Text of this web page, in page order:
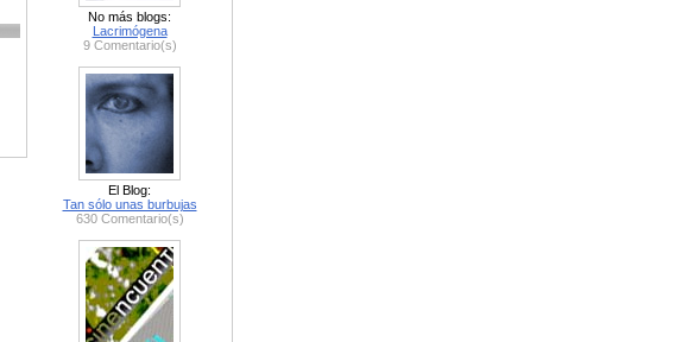
No más blogs:
Lacrimógena
9 Comentario(s)
El Blog:
Tan sólo unas burbujas
630 Comentario(s)